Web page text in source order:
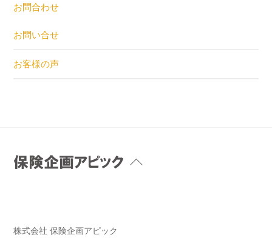
お問合わせ
お問い合せ
お客様の声
Back
株式会社 保険企画アピック